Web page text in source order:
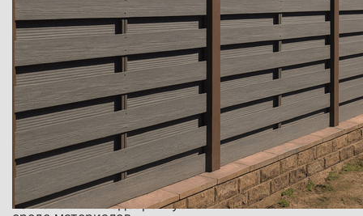
Монтаж досок или щитов
Проводится монтаж заборных элементов с
соблюдением расстояний, симметрии и уровня. В
зависимости от конструкции возможно
горизонтальное или вертикальное размещение
досок.
Финишная отделка
Все элементы покрываются краской или защитной
пропиткой. Устанавливаются декоративные
элементы, накладки, верхние планки. При
необходимости — калитка и ворота.
Деревянный забор под ключ выполняется с учётом
масштаба участка, архитектурного стиля дома и
назначения ограждения. Качественное устройство
конструкции обеспечивается точным соблюдением
технологии и подбором устойчивых к внешней